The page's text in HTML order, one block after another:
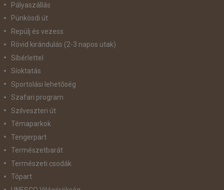
Pályaszállás
Pünkösdi út
Repülj és vezess
Rövid kirándulás (2-3 napos utak)
Síbérlettel
Síoktatás
Sportolási lehetőség
Szafari program
Szilveszteri út
Témaparkok
Tengerpart
Természetbarát
Természeti csodák
Tópart